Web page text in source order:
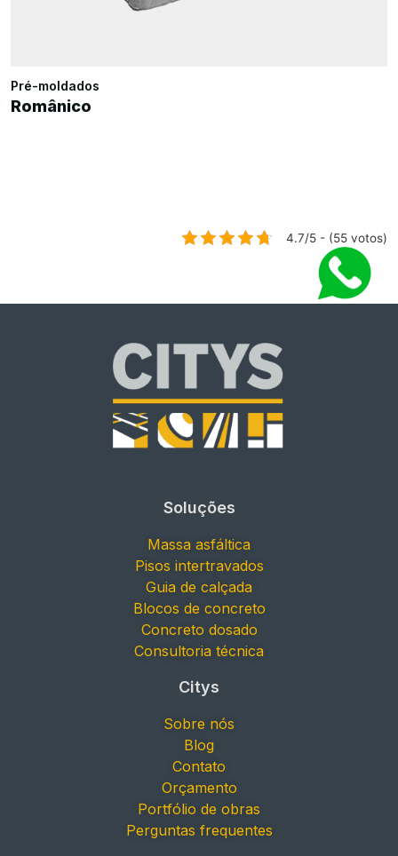
Pré-moldados
Românico
4.7/5 - (55 votos)
Soluções
Massa asfáltica
Pisos intertravados
Guia de calçada
Blocos de concreto
Concreto dosado
Consultoria técnica
Citys
Sobre nós
Blog
Contato
Orçamento
Portfólio de obras
Perguntas frequentes